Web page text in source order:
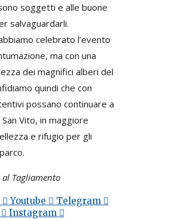
soggetti e alle buone
salvaguardarli.
celebrato l’evento
ma con una
dei magnifici alberi del
quindi che con
possano continuare a
Vito, in maggiore
e rifugio per gli
al Tagliamento
Youtube
Telegram
Instagram